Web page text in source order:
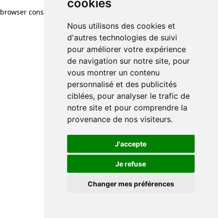
cookies
Nous utilisons des cookies et
d'autres technologies de suivi
pour améliorer votre expérience
de navigation sur notre site, pour
vous montrer un contenu
personnalisé et des publicités
ciblées, pour analyser le trafic de
notre site et pour comprendre la
provenance de nos visiteurs.
J'accepte
Je refuse
Changer mes préférences
cookies
Nous utilisons des cookies et
d'autres technologies de suivi
pour améliorer votre expérience
de navigation sur notre site, pour
vous montrer un contenu
personnalisé et des publicités
ciblées, pour analyser le trafic de
notre site et pour comprendre la
provenance de nos visiteurs.
J'accepte
Je refuse
Changer mes préférences
browser console for more information)